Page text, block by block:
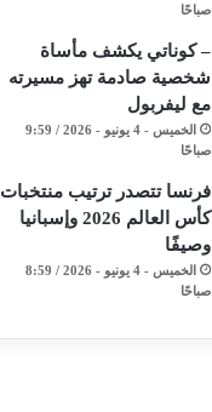
صباحًا
– كوناتي يكشف مأساة
شخصية صادمة تهز مسيرته
مع ليفربول
الخميس - 4 يونيو - 2026 / 9:59
صباحًا
فرنسا تتصدر ترتيب منتخبات
كأس العالم 2026 وإسبانيا
وصيفًا
الخميس - 4 يونيو - 2026 / 8:59
صباحًا